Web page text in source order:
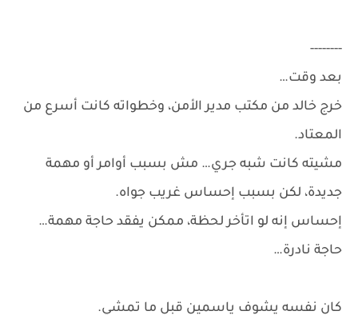
--------
بعد وقت…
خرج خالد من مكتب مدير الأمن، وخطواته كانت أسرع من
المعتاد.
مشيته كانت شبه جري… مش بسبب أوامر أو مهمة
جديدة، لكن بسبب إحساس غريب جواه.
إحساس إنه لو اتأخر لحظة، ممكن يفقد حاجة مهمة…
حاجة نادرة…
كان نفسه يشوف ياسمين قبل ما تمشي.